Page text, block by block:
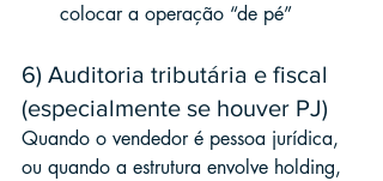
colocar a operação “de pé”
6) Auditoria tributária e fiscal
(especialmente se houver PJ)
Quando o vendedor é pessoa jurídica,
ou quando a estrutura envolve holding,